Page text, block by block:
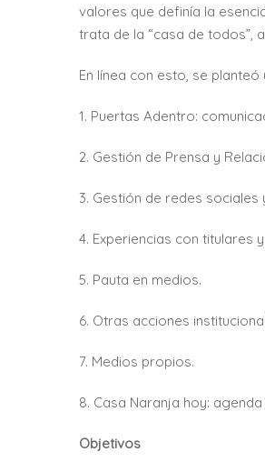
valores que definía la
trata de la “casa de todos”,
En línea con esto, se
1. Puertas Adentro:
2. Gestión de Prensa y
3. Gestión de redes
4. Experiencias con titulares
5. Pauta en medios.
6. Otras acciones
7. Medios propios.
8. Casa Naranja hoy: agenda
Objetivos